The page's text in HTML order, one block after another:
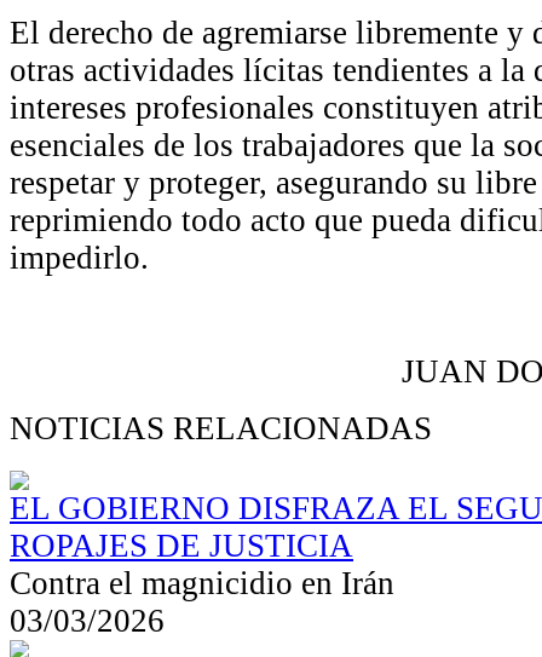
El derecho de agremiarse libremente y
otras actividades lícitas tendientes a la
intereses profesionales constituyen
esenciales de los trabajadores que la
respetar y proteger, asegurando su
reprimiendo todo acto que pueda
impedirlo.
JUAN
NOTICIAS RELACIONADAS
EL GOBIERNO DISFRAZA EL
ROPAJES DE JUSTICIA
Contra el magnicidio en Irán
03/03/2026